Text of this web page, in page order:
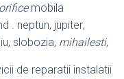
mobila
. neptun, jupiter,
slobozia, mihailesti,
de reparatii instalatii